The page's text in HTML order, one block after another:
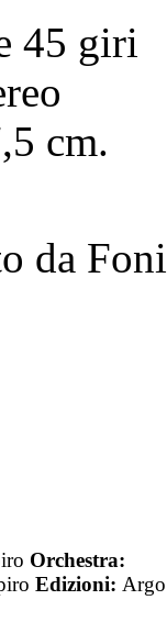
45 giri
cm.
da
Orchestra:
Edizioni: